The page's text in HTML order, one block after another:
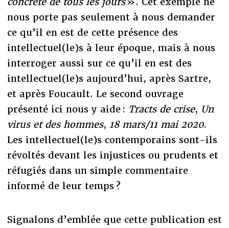
nous porte pas seulement à nous demander
ce qu’il en est de cette présence des
intellectuel(le)s à leur époque, mais à nous
interroger aussi sur ce qu’il en est des
intellectuel(le)s aujourd’hui, après Sartre,
et après Foucault. Le second ouvrage
présenté ici nous y aide : Tracts de crise, Un
virus et des hommes, 18 mars/11 mai 2020.
Les intellectuel(le)s contemporains sont-ils
révoltés devant les injustices ou prudents et
réfugiés dans un simple commentaire
informé de leur temps ?
Signalons d’emblée que cette publication est